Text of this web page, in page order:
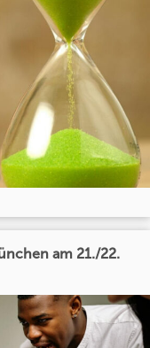
am 21./22.